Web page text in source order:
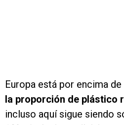
Europa está por encima
la proporción de plástico
incluso aquí sigue siendo